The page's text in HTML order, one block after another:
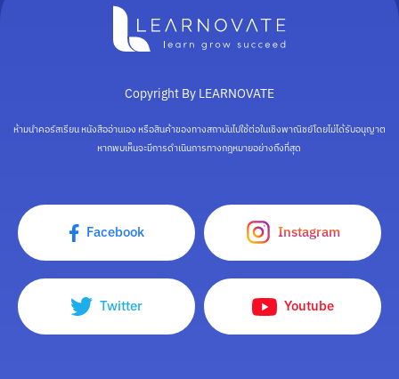
Copyright By LEARNOVATE
ห้ามนำคอร์สเรียน หนังสืออ่านเอง หรือสินค้าของทางสถาบันไปใช้ต่อในเชิงพาณิชย์โดยไม่ได้รับอนุญาต
หากพบเห็นจะมีการดำเนินการทางกฎหมายอย่างถึงที่สุด
Facebook Instagram
Twitter Youtube